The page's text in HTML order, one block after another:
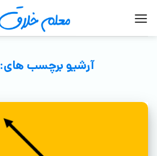
آرشیو برچسب های: